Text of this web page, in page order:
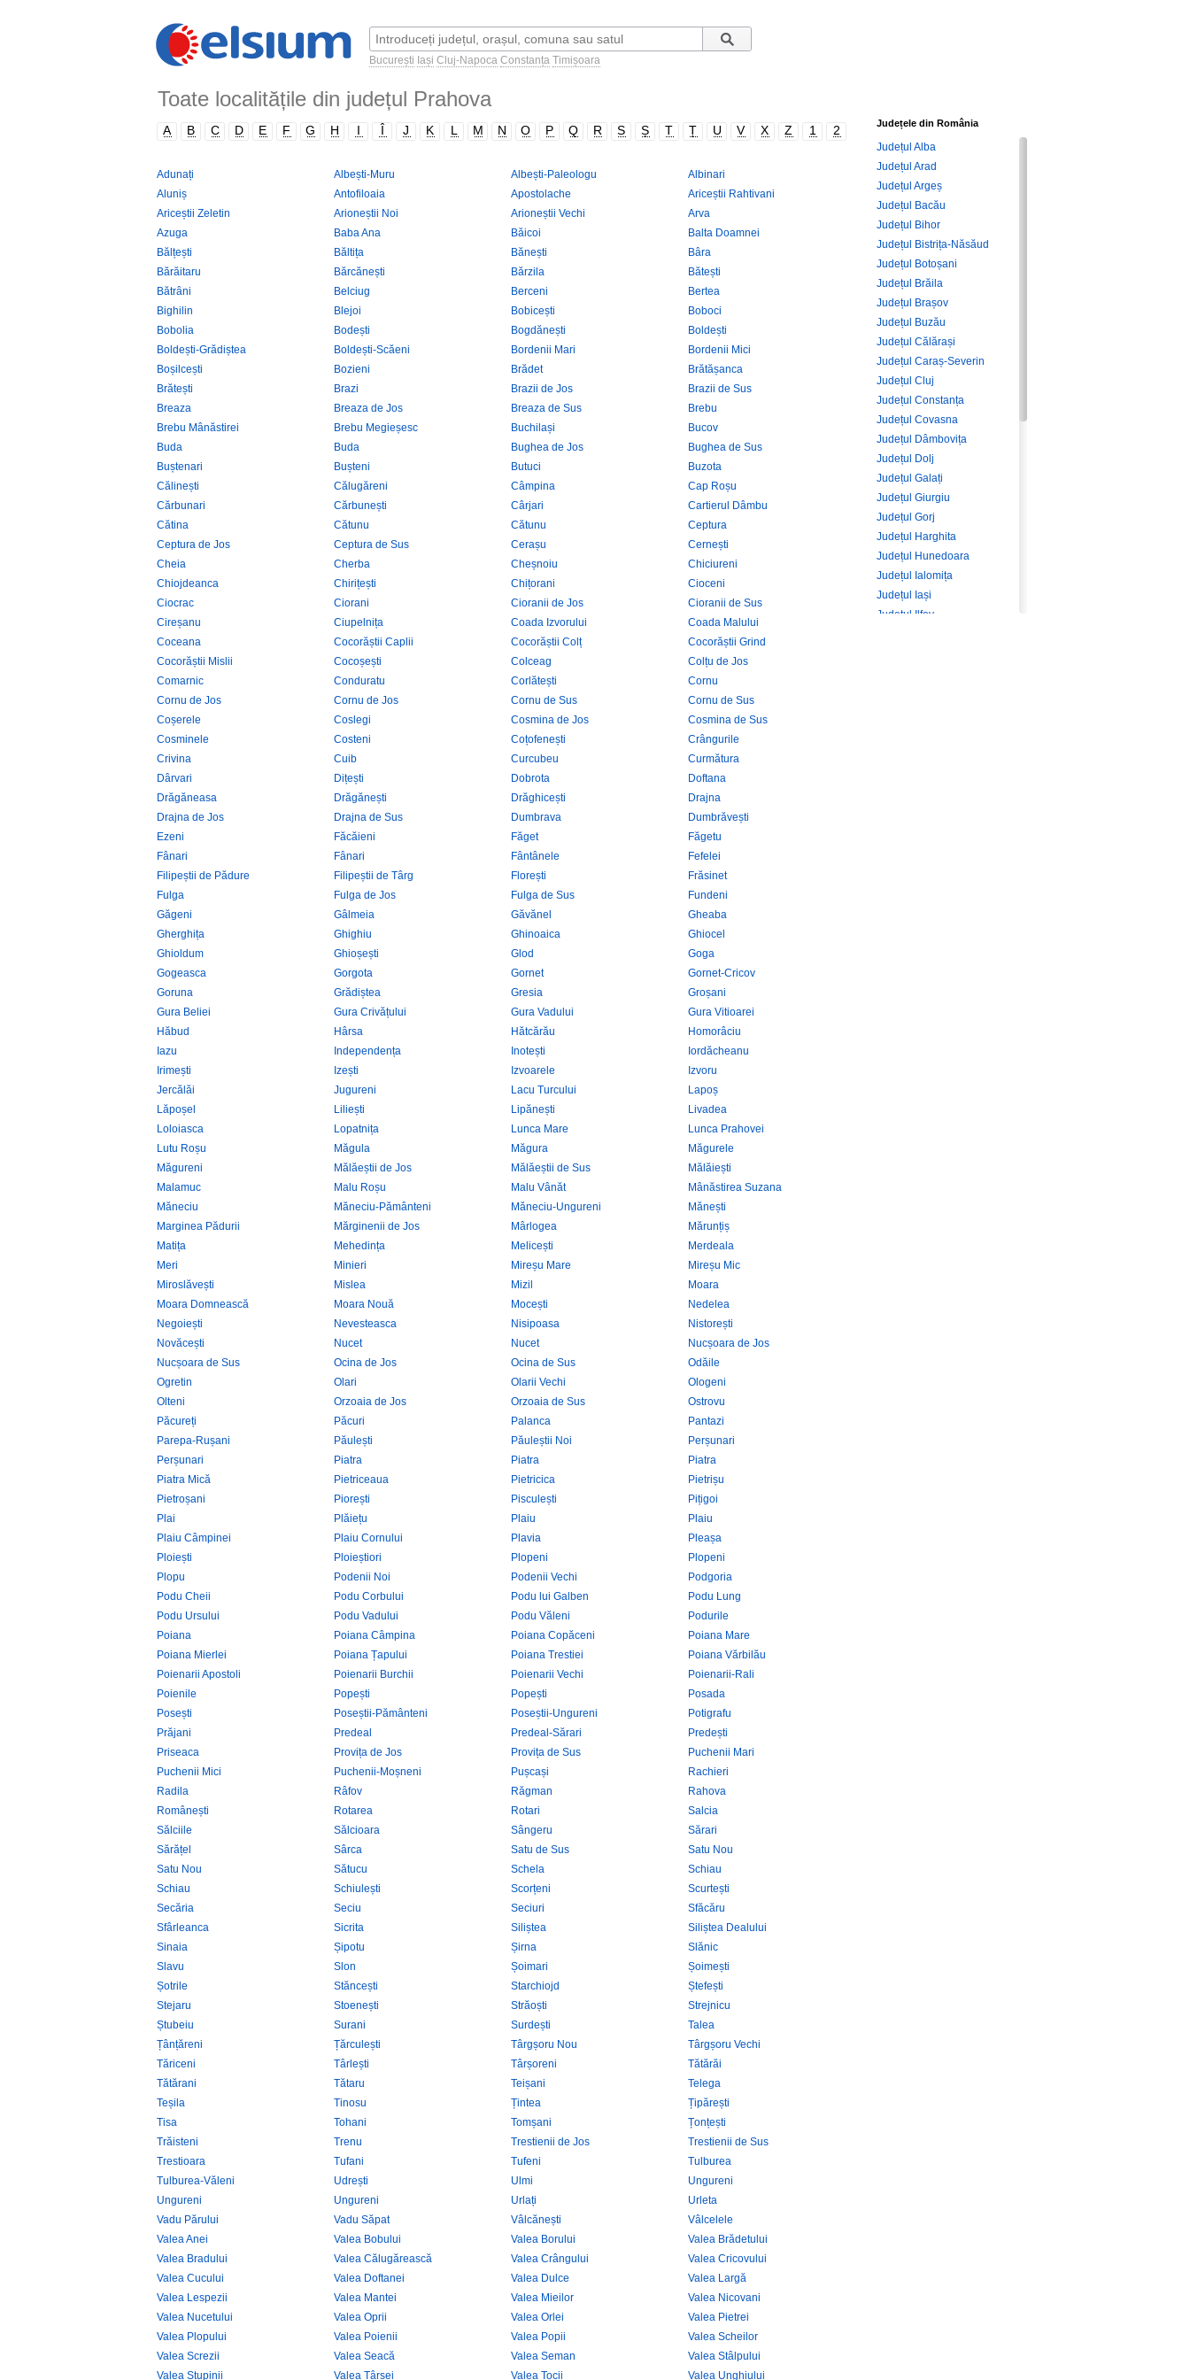
București Iași Cluj-Napoca Constanța Timișoara
Toate localitățile din județul Prahova
A B C D E F G H I Î J K L M N O P Q R S Ș T Ț U V X Z 1 2
Adunați Albești-Muru Albești-Paleologu
Albinari
Aluniș
Antofiloaia Apostolache
Ariceștii Rahtivani
Ariceștii Zeletin
Arioneștii Noi Arioneștii Vechi
Arva
Azuga
Baba Ana Băicoi
Balta Doamnei
Bălțești
Băltița Bănești
Bâra
Bărăitaru
Bărcănești Bărzila
Bătești
Bătrâni
Belciug Berceni
Bertea
Bighilin
Blejoi Bobicești
Boboci
Bobolia
Bodești Bogdănești
Boldești
Boldești-Grădiștea
Boldești-Scăeni Bordenii Mari
Bordenii Mici
Boșilcești
Bozieni Brădet
Brătășanca
Brătești
Brazi Brazii de Jos
Brazii de Sus
Breaza
Breaza de Jos Breaza de Sus
Brebu
Brebu Mânăstirei
Brebu Megieșesc Buchilași
Bucov
Buda
Buda Bughea de Jos
Bughea de Sus
Buștenari
Bușteni Butuci
Buzota
Călinești
Călugăreni Câmpina
Cap Roșu
Cărbunari
Cărbunești Cârjari
Cartierul Dâmbu
Cătina
Cătunu Cătunu
Ceptura
Ceptura de Jos
Ceptura de Sus Cerașu
Cernești
Cheia
Cherba Cheșnoiu
Chiciureni
Chiojdeanca
Chirițești Chițorani
Cioceni
Ciocrac
Ciorani Cioranii de Jos
Cioranii de Sus
Cireșanu
Ciupelnița Coada Izvorului
Coada Malului
Coceana
Cocorăștii Caplii Cocorăștii Colț
Cocorăștii Grind
Cocorăștii Mislii
Cocoșești Colceag
Colțu de Jos
Comarnic
Conduratu Corlătești
Cornu
Cornu de Jos
Cornu de Jos Cornu de Sus
Cornu de Sus
Coșerele
Coslegi Cosmina de Jos
Cosmina de Sus
Cosminele
Costeni Coțofenești
Crângurile
Crivina
Cuib Curcubeu
Curmătura
Dârvari
Dițești Dobrota
Doftana
Drăgăneasa
Drăgănești Drăghicești
Drajna
Drajna de Jos
Drajna de Sus Dumbrava
Dumbrăvești
Ezeni
Făcăieni Făget
Făgetu
Fânari
Fânari Fântânele
Fefelei
Filipeștii de Pădure
Filipeștii de Târg Florești
Frăsinet
Fulga
Fulga de Jos Fulga de Sus
Fundeni
Găgeni
Gâlmeia Găvănel
Gheaba
Gherghița
Ghighiu Ghinoaica
Ghiocel
Ghioldum
Ghioșești Glod
Goga
Gogeasca
Gorgota Gornet
Gornet-Cricov
Goruna
Grădiștea Gresia
Groșani
Gura Beliei
Gura Crivățului Gura Vadului
Gura Vitioarei
Hăbud
Hârsa Hătcărău
Homorâciu
Iazu
Independența Inotești
Iordăcheanu
Irimești
Izești Izvoarele
Izvoru
Jercălăi
Jugureni Lacu Turcului
Lapoș
Lăpoșel
Liliești Lipănești
Livadea
Loloiasca
Lopatnița Lunca Mare
Lunca Prahovei
Lutu Roșu
Măgula Măgura
Măgurele
Măgureni
Mălăeștii de Jos Mălăeștii de Sus
Mălăiești
Malamuc
Malu Roșu Malu Vânăt
Mânăstirea Suzana
Măneciu
Măneciu-Pământeni Măneciu-Ungureni
Mănești
Marginea Pădurii
Mărginenii de Jos Mârlogea
Mărunțiș
Matița
Mehedința Melicești
Merdeala
Meri
Minieri Mireșu Mare
Mireșu Mic
Miroslăvești
Mislea Mizil
Moara
Moara Domnească
Moara Nouă Mocești
Nedelea
Negoiești
Nevesteasca Nisipoasa
Nistorești
Novăcești
Nucet Nucet
Nucșoara de Jos
Nucșoara de Sus
Ocina de Jos Ocina de Sus
Odăile
Ogretin
Olari Olarii Vechi
Ologeni
Olteni
Orzoaia de Jos Orzoaia de Sus
Ostrovu
Păcureți
Păcuri Palanca
Pantazi
Parepa-Rușani
Păulești Păuleștii Noi
Perșunari
Perșunari
Piatra Piatra
Piatra
Piatra Mică
Pietriceaua Pietricica
Pietrișu
Pietroșani
Piorești Pisculești
Pițigoi
Plai
Plăiețu Plaiu
Plaiu
Plaiu Câmpinei
Plaiu Cornului Plavia
Pleașa
Ploiești
Ploieștiori Plopeni
Plopeni
Plopu
Podenii Noi Podenii Vechi
Podgoria
Podu Cheii
Podu Corbului Podu lui Galben
Podu Lung
Podu Ursului
Podu Vadului Podu Văleni
Podurile
Poiana
Poiana Câmpina Poiana Copăceni
Poiana Mare
Poiana Mierlei
Poiana Țapului Poiana Trestiei
Poiana Vărbilău
Poienarii Apostoli
Poienarii Burchii Poienarii Vechi
Poienarii-Rali
Poienile
Popești Popești
Posada
Posești
Poseștii-Pământeni Poseștii-Ungureni
Potigrafu
Prăjani
Predeal Predeal-Sărari
Predești
Priseaca
Provița de Jos Provița de Sus
Puchenii Mari
Puchenii Mici
Puchenii-Moșneni Pușcași
Rachieri
Radila
Râfov Răgman
Rahova
Românești
Rotarea Rotari
Salcia
Sălciile
Sălcioara Sângeru
Sărari
Sărățel
Sârca Satu de Sus
Satu Nou
Satu Nou
Sătucu Schela
Schiau
Schiau
Schiulești Scorțeni
Scurtești
Secăria
Seciu Seciuri
Sfăcăru
Sfârleanca
Sicrita Siliștea
Siliștea Dealului
Sinaia
Șipotu Șirna
Slănic
Slavu
Slon Șoimari
Șoimești
Șotrile
Stăncești Starchiojd
Ștefești
Stejaru
Stoenești Străoști
Strejnicu
Ștubeiu
Surani Surdești
Talea
Țânțăreni
Țărculești Târgșoru Nou
Târgșoru Vechi
Tăriceni
Târlești Târșoreni
Tătărăi
Tătărani
Tătaru Teișani
Telega
Teșila
Tinosu Țintea
Țipărești
Tisa
Tohani Tomșani
Țonțești
Trăisteni
Trenu Trestienii de Jos
Trestienii de Sus
Trestioara
Tufani Tufeni
Tulburea
Tulburea-Văleni
Udrești Ulmi
Ungureni
Ungureni
Ungureni Urlați
Urleta
Vadu Părului
Vadu Săpat Vâlcănești
Vâlcelele
Valea Anei
Valea Bobului Valea Borului
Valea Brădetului
Valea Bradului
Valea Călugărească Valea Crângului
Valea Cricovului
Valea Cucului
Valea Doftanei Valea Dulce
Valea Largă
Valea Lespezii
Valea Mantei Valea Mieilor
Valea Nicovani
Valea Nucetului
Valea Oprii Valea Orlei
Valea Pietrei
Valea Plopului
Valea Poienii Valea Popii
Valea Scheilor
Valea Screzii
Valea Seacă Valea Seman
Valea Stâlpului
Valea Stupinii
Valea Târsei Valea Tocii Valea Unghiului
Județele din România
Județul Alba
Județul Arad
Județul Argeș
Județul Bacău
Județul Bihor
Județul Bistrița-Năsăud
Județul Botoșani
Județul Brăila
Județul Brașov
Județul Buzău
Județul Călărași
Județul Caraș-Severin
Județul Cluj
Județul Constanța
Județul Covasna
Județul Dâmbovița
Județul Dolj
Județul Galați
Județul Giurgiu
Județul Gorj
Județul Harghita
Județul Hunedoara
Județul Ialomița
Județul Iași
Județul Ilfov